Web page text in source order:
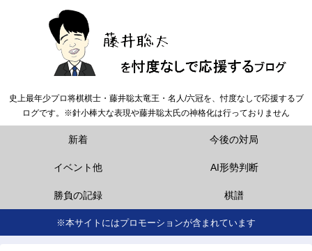
史上最年少プロ将棋棋士・藤井聡太竜王・名人/六冠を、忖度なしで応援するブ
ログです。※針小棒大な表現や藤井聡太氏の神格化は行っておりません
新着 今後の対局
イベント他 AI形勢判断
勝負の記録 棋譜
※本サイトにはプロモーションが含まれています